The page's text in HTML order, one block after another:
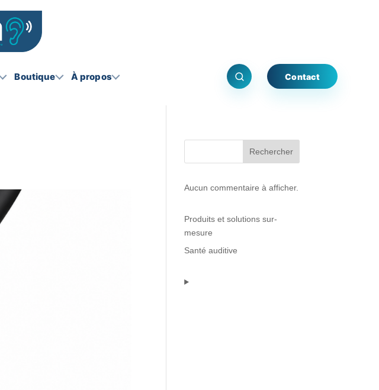
Boutique À propos Contact
Rechercher
Aucun commentaire à afficher.
Produits et solutions sur-
mesure
Santé auditive